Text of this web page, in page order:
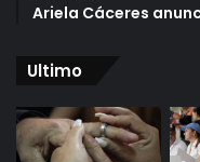
Ariela Cáceres
Ultimo